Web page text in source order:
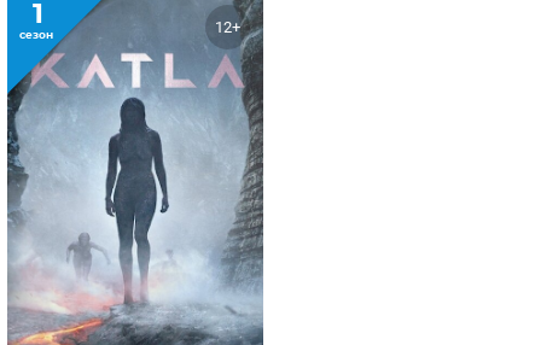
1
сезон 12+